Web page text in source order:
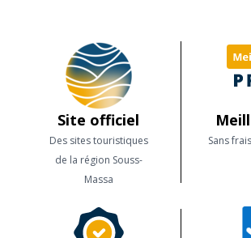
Site officiel
Des sites touristiques
de la région Souss-
Massa
Sans